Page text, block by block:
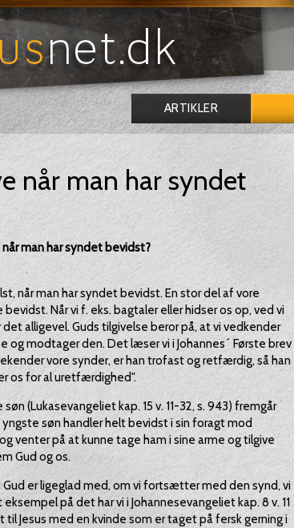
ARTIKLER
når man har syndet
man har syndet bevidst?
når man har syndet bevidst. En stor del af vore
Når vi f. eks. bagtaler eller hidser os op, ved vi
alligevel. Guds tilgivelse beror på, at vi vedkender
og modtager den. Det læser vi i Johannes´ Første brev
bekender vore synder, er han trofast og retfærdig, så han
os for al uretfærdighed".
(Lukasevangeliet kap. 15 v. 11-32, s. 943) fremgår
søn handler helt bevidst i sin foragt mod
venter på at kunne tage ham i sine arme og tilgive
Gud og os.
er ligeglad med, om vi fortsætter med den synd, vi
på det har vi i Johannesevangeliet kap. 8 v. 11
Jesus med en kvinde som er taget på fersk gerning i